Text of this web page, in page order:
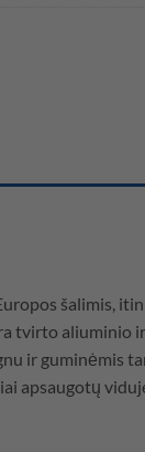
šalimis,
tvirto aliuminio
ir guminėmis
apsaugotų